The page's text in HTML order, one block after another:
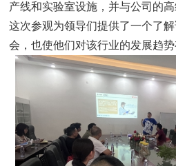
产线和实验室设施，并与公司的
这次参观为领导们提供了一个了
会，也使他们对该行业的发展趋势